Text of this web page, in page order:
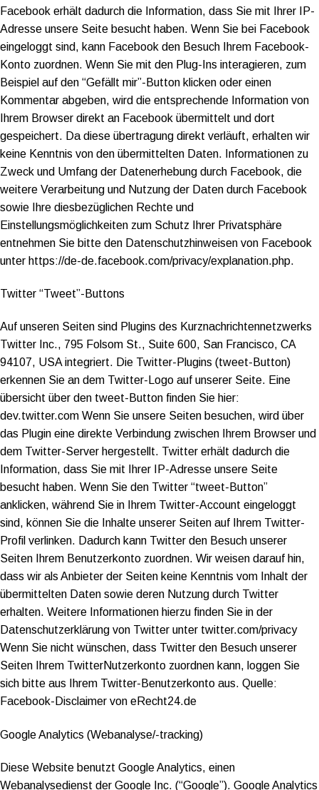
Facebook erhält dadurch die Information, dass Sie mit Ihrer IP-
Adresse unsere Seite besucht haben. Wenn Sie bei Facebook
eingeloggt sind, kann Facebook den Besuch Ihrem Facebook-
Konto zuordnen. Wenn Sie mit den Plug-Ins interagieren, zum
Beispiel auf den “Gefällt mir”-Button klicken oder einen
Kommentar abgeben, wird die entsprechende Information von
Ihrem Browser direkt an Facebook übermittelt und dort
gespeichert. Da diese übertragung direkt verläuft, erhalten wir
keine Kenntnis von den übermittelten Daten. Informationen zu
Zweck und Umfang der Datenerhebung durch Facebook, die
weitere Verarbeitung und Nutzung der Daten durch Facebook
sowie Ihre diesbezüglichen Rechte und
Einstellungsmöglichkeiten zum Schutz Ihrer Privatsphäre
entnehmen Sie bitte den Datenschutzhinweisen von Facebook
unter https://de-de.facebook.com/privacy/explanation.php.
Twitter “Tweet”-Buttons
Auf unseren Seiten sind Plugins des Kurznachrichtennetzwerks
Twitter Inc., 795 Folsom St., Suite 600, San Francisco, CA
94107, USA integriert. Die Twitter-Plugins (tweet-Button)
erkennen Sie an dem Twitter-Logo auf unserer Seite. Eine
übersicht über den tweet-Button finden Sie hier:
dev.twitter.com Wenn Sie unsere Seiten besuchen, wird über
das Plugin eine direkte Verbindung zwischen Ihrem Browser und
dem Twitter-Server hergestellt. Twitter erhält dadurch die
Information, dass Sie mit Ihrer IP-Adresse unsere Seite
besucht haben. Wenn Sie den Twitter “tweet-Button”
anklicken, während Sie in Ihrem Twitter-Account eingeloggt
sind, können Sie die Inhalte unserer Seiten auf Ihrem Twitter-
Profil verlinken. Dadurch kann Twitter den Besuch unserer
Seiten Ihrem Benutzerkonto zuordnen. Wir weisen darauf hin,
dass wir als Anbieter der Seiten keine Kenntnis vom Inhalt der
übermittelten Daten sowie deren Nutzung durch Twitter
erhalten. Weitere Informationen hierzu finden Sie in der
Datenschutzerklärung von Twitter unter twitter.com/privacy
Wenn Sie nicht wünschen, dass Twitter den Besuch unserer
Seiten Ihrem TwitterNutzerkonto zuordnen kann, loggen Sie
sich bitte aus Ihrem Twitter-Benutzerkonto aus. Quelle:
Facebook-Disclaimer von eRecht24.de
Google Analytics (Webanalyse/-tracking)
Diese Website benutzt Google Analytics, einen
Webanalysedienst der Google Inc. (“Google”). Google Analytics